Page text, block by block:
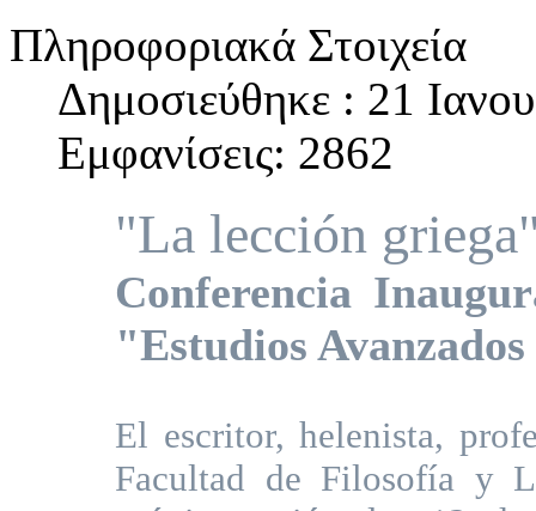
Πληροφοριακά Στοιχεία
Δημοσιεύθηκε : 21
Εμφανίσεις: 2862
"La lección
Conferencia
"Estudios
El escritor, helenista,
Facultad de Filosofía y